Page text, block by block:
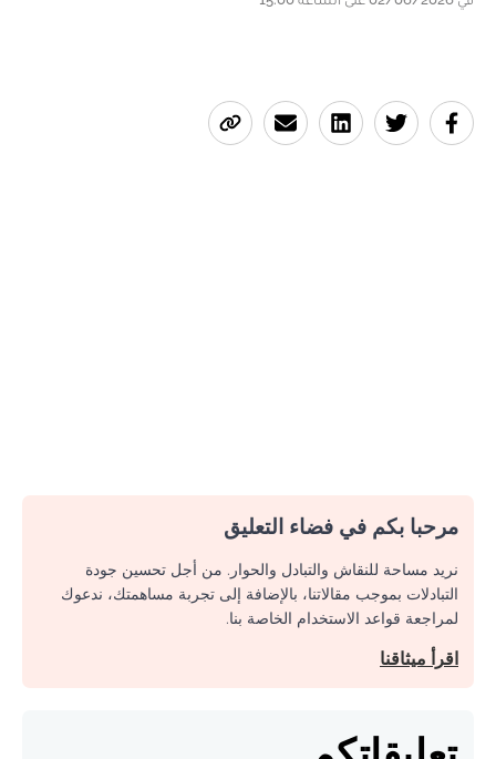
مرحبا بكم في فضاء التعليق
نريد مساحة للنقاش والتبادل والحوار. من أجل تحسين جودة
التبادلات بموجب مقالاتنا، بالإضافة إلى تجربة مساهمتك، ندعوك
لمراجعة قواعد الاستخدام الخاصة بنا.
اقرأ ميثاقنا